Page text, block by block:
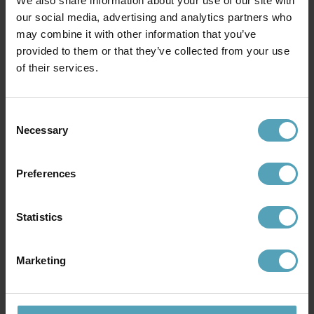
our social media, advertising and analytics partners who
may combine it with other information that you’ve
provided to them or that they’ve collected from your use
of their services.
Selection
Necessary
Preferences
Statistics
Marketing
LUCIDE
Xio 13cm vägglampa
463 kr
Rek. 579 kr
LUCIDE
Spencer 24cm vägglampa
527 kr
BY RYDÉNS BRILLIANT